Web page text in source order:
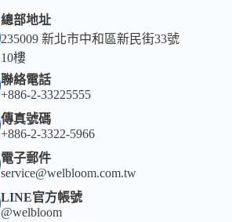
總部地址
235009 新北市中和區新民街33號
10樓
聯絡電話
+886-2-33225555
傳真號碼
+886-2-3322-5966
電子郵件
service@welbloom.com.tw
LINE官方帳號
@welbloom